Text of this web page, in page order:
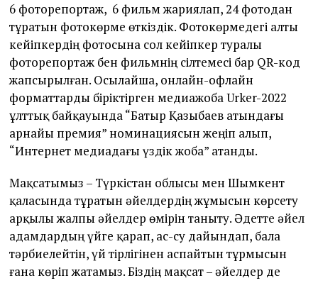
6 фоторепортаж, 6 фильм жариялап, 24 фотодан
тұратын фотокөрме өткіздік. Фотокөрмедегі алты
кейіпкердің фотосына сол кейіпкер туралы
фоторепортаж бен фильмнің сілтемесі бар QR-код
жапсырылған. Осылайша, онлайн-офлайн
форматтарды біріктірген медиажоба Urker-2022
ұлттық байқауында “Батыр Қазыбаев атындағы
арнайы премия” номинациясын жеңіп алып,
“Интернет медиадағы үздік жоба” атанды.
Мақсатымыз – Түркістан облысы мен Шымкент
қаласында тұратын әйелдердің жұмысын көрсету
арқылы жалпы әйелдер өмірін таныту. Әдетте әйел
адамдардың үйге қарап, ас-су дайындап, бала
тәрбиелейтін, үй тірлігінен аспайтын тұрмысын
ғана көріп жатамыз. Біздің мақсат – әйелдер де